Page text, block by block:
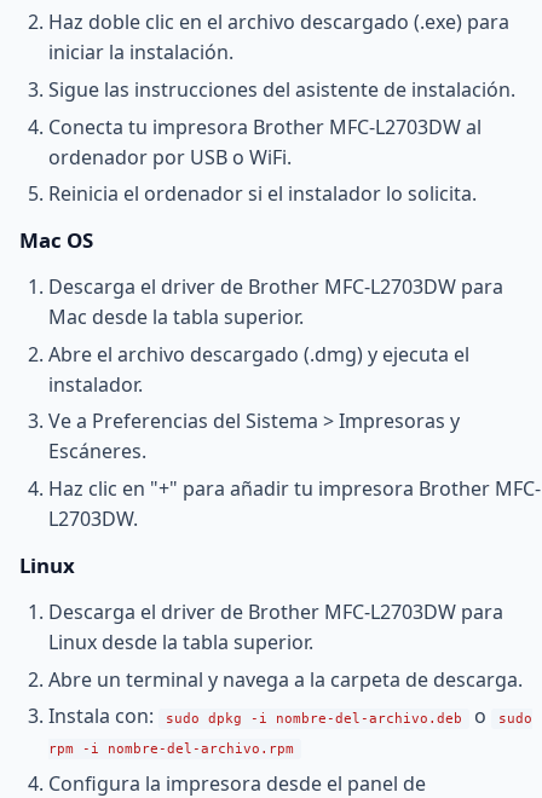
Haz doble clic en el archivo descargado (.exe) para
iniciar la instalación.
Sigue las instrucciones del asistente de instalación.
Conecta tu impresora Brother MFC-L2703DW al
ordenador por USB o WiFi.
Reinicia el ordenador si el instalador lo solicita.
Mac OS
Descarga el driver de Brother MFC-L2703DW para
Mac desde la tabla superior.
Abre el archivo descargado (.dmg) y ejecuta el
instalador.
Ve a Preferencias del Sistema > Impresoras y
Escáneres.
Haz clic en "+" para añadir tu impresora Brother MFC-
L2703DW.
Linux
Descarga el driver de Brother MFC-L2703DW para
Linux desde la tabla superior.
Abre un terminal y navega a la carpeta de descarga.
Instala con:
sudo dpkg -i nombre-del-archivo.deb o
sudo
rpm -i nombre-del-archivo.rpm
Configura la impresora desde el panel de